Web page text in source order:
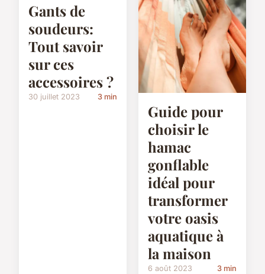
Gants de
soudeurs:
Tout savoir
sur ces
accessoires ?
30 juillet 2023 3 min
Guide pour
choisir le
hamac
gonflable
idéal pour
transformer
votre oasis
aquatique à
la maison
6 août 2023 3 min